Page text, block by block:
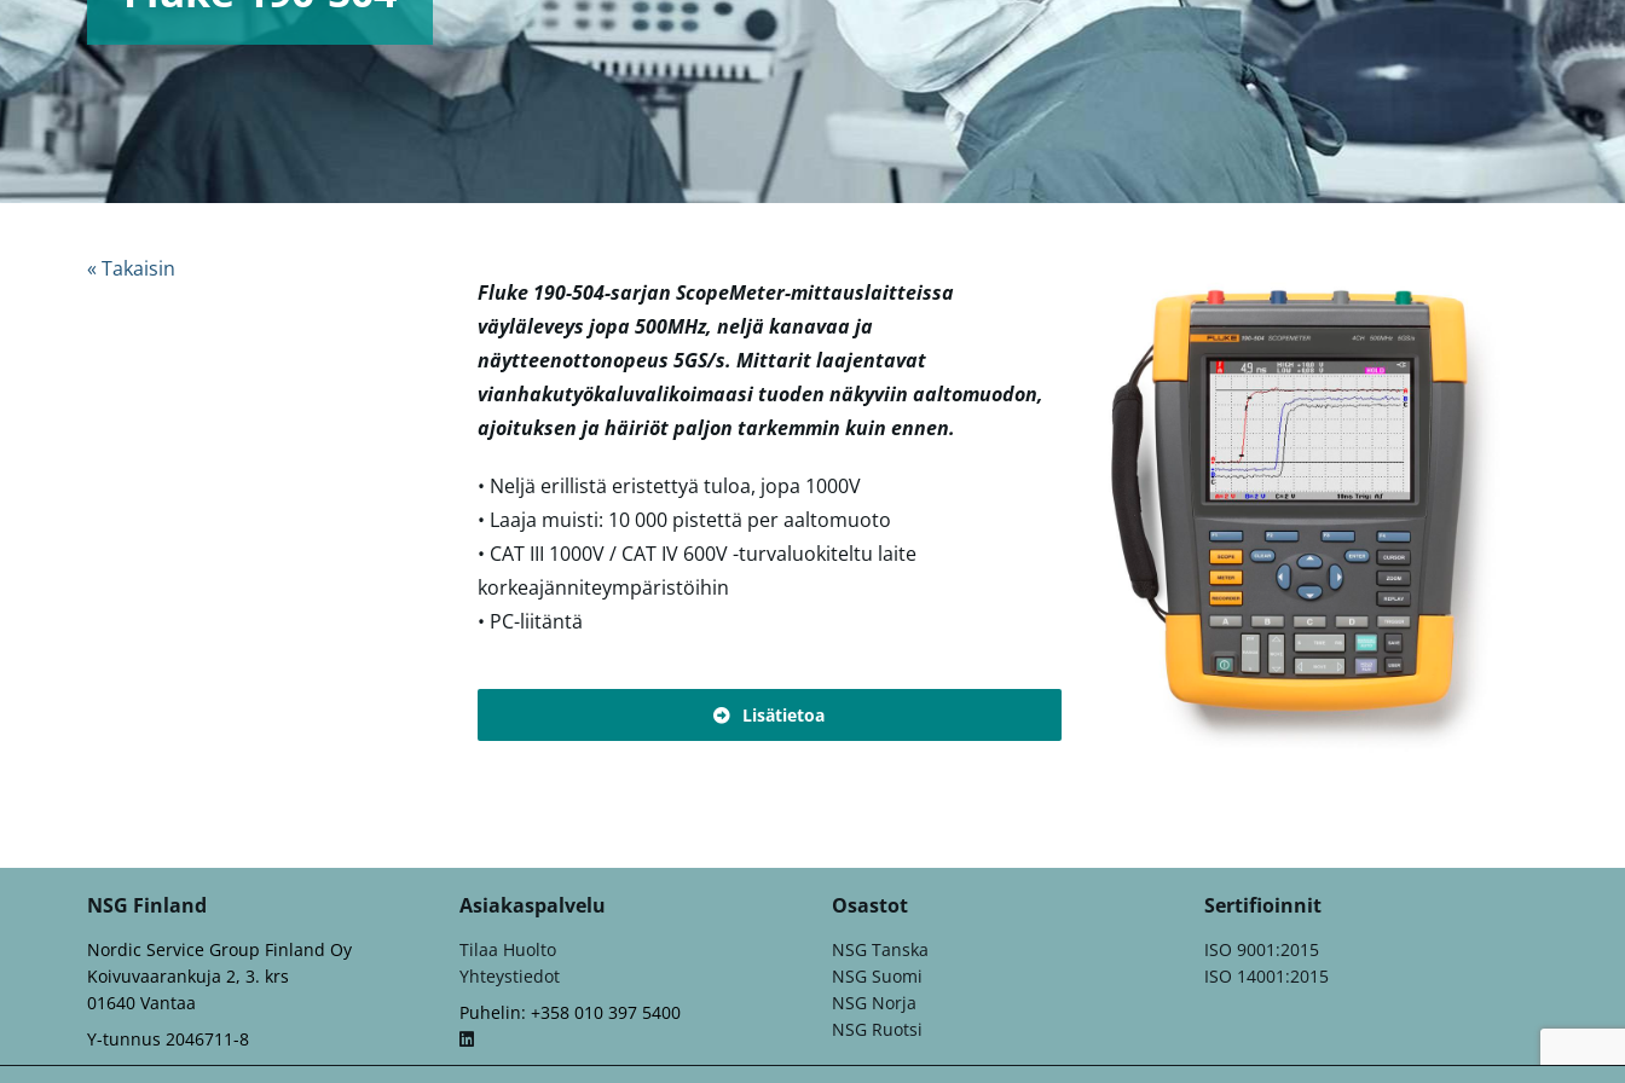
Fluke 190-504-sarjan ScopeMeter-mittauslaitteissa
väyläleveys jopa 500MHz, neljä kanavaa ja
näytteenottonopeus 5GS/s. Mittarit laajentavat
vianhakutyökaluvalikoimaasi tuoden näkyviin aaltomuodon,
ajoituksen ja häiriöt paljon tarkemmin kuin ennen.
• Neljä erillistä eristettyä tuloa, jopa 1000V
• Laaja muisti: 10 000 pistettä per aaltomuoto
• CAT III 1000V / CAT IV 600V -turvaluokiteltu laite
korkeajänniteympäristöihin
• PC-liitäntä
Lisätietoa
« Takaisin
NSG Finland
Nordic Service Group Finland Oy
Koivuvaarankuja 2, 3. krs
01640 Vantaa
Y-tunnus 2046711-8
Asiakaspalvelu
Tilaa Huolto
Yhteystiedot
Puhelin: +358 010 397 5400
Osastot
NSG Tanska
NSG Suomi
NSG Norja
NSG Ruotsi
Sertifioinnit
ISO 9001:2015
ISO 14001:2015